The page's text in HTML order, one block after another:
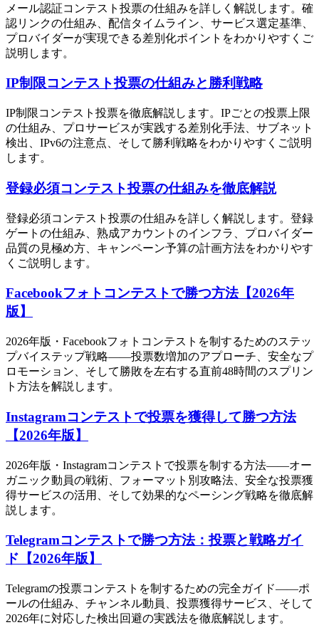
メール認証コンテスト投票の仕組みを詳しく解説します。確
認リンクの仕組み、配信タイムライン、サービス選定基準、
プロバイダーが実現できる差別化ポイントをわかりやすくご
説明します。
IP制限コンテスト投票の仕組みと勝利戦略
IP制限コンテスト投票を徹底解説します。IPごとの投票上限
の仕組み、プロサービスが実践する差別化手法、サブネット
検出、IPv6の注意点、そして勝利戦略をわかりやすくご説明
します。
登録必須コンテスト投票の仕組みを徹底解説
登録必須コンテスト投票の仕組みを詳しく解説します。登録
ゲートの仕組み、熟成アカウントのインフラ、プロバイダー
品質の見極め方、キャンペーン予算の計画方法をわかりやす
くご説明します。
Facebookフォトコンテストで勝つ方法【2026年
版】
2026年版・Facebookフォトコンテストを制するためのステッ
プバイステップ戦略——投票数増加のアプローチ、安全なプ
ロモーション、そして勝敗を左右する直前48時間のスプリン
ト方法を解説します。
Instagramコンテストで投票を獲得して勝つ方法
【2026年版】
2026年版・Instagramコンテストで投票を制する方法——オー
ガニック動員の戦術、フォーマット別攻略法、安全な投票獲
得サービスの活用、そして効果的なペーシング戦略を徹底解
説します。
Telegramコンテストで勝つ方法：投票と戦略ガイ
ド【2026年版】
Telegramの投票コンテストを制するための完全ガイド——ポ
ールの仕組み、チャンネル動員、投票獲得サービス、そして
2026年に対応した検出回避の実践法を徹底解説します。